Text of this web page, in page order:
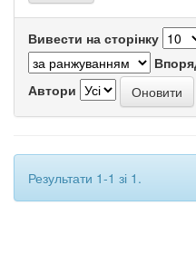
Вивести на сторінку
Автори
Результати 1-1 зі 1.